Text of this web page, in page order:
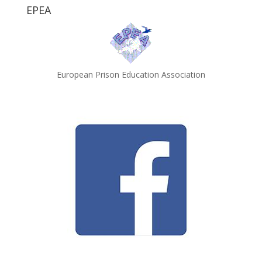
EPEA
European Prison Education Association